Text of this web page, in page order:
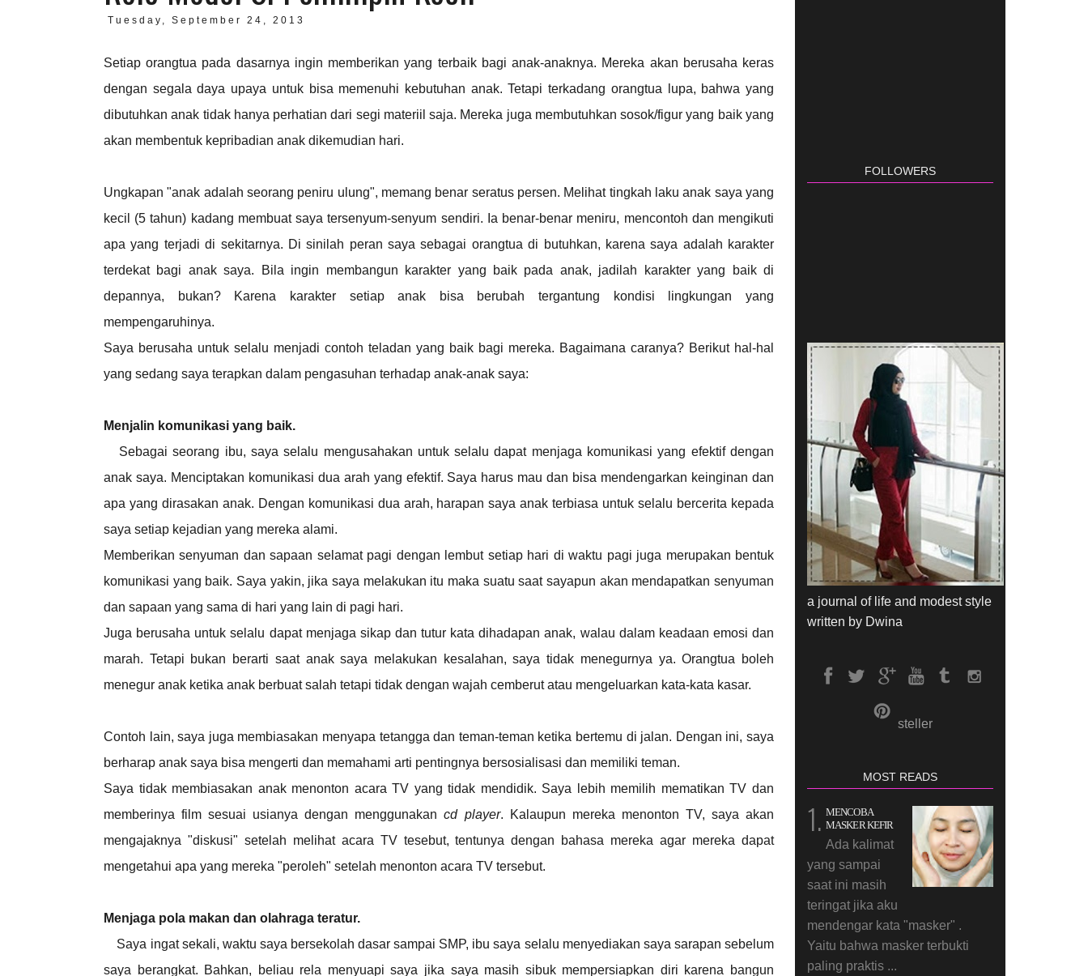
Tuesday, September 24, 2013
Setiap orangtua pada dasarnya ingin memberikan yang terbaik bagi anak-anaknya. Mereka akan berusaha keras
dengan segala daya upaya untuk bisa memenuhi kebutuhan anak. Tetapi terkadang orangtua lupa, bahwa yang
dibutuhkan anak tidak hanya perhatian dari segi materiil saja. Mereka juga membutuhkan sosok/figur yang baik yang
akan membentuk kepribadian anak dikemudian hari.
Ungkapan "anak adalah seorang peniru ulung", memang benar seratus persen. Melihat tingkah laku anak saya yang
kecil (5 tahun) kadang membuat saya tersenyum-senyum sendiri. Ia benar-benar meniru, mencontoh dan mengikuti
apa yang terjadi di sekitarnya. Di sinilah peran saya sebagai orangtua di butuhkan, karena saya adalah karakter
terdekat bagi anak saya. Bila ingin membangun karakter yang baik pada anak, jadilah karakter yang baik di
depannya, bukan? Karena karakter setiap anak bisa berubah tergantung kondisi lingkungan yang
mempengaruhinya.
Saya berusaha untuk selalu menjadi contoh teladan yang baik bagi mereka. Bagaimana caranya? Berikut hal-hal
yang sedang saya terapkan dalam pengasuhan terhadap anak-anak saya:
Menjalin komunikasi yang baik.
Sebagai seorang ibu, saya selalu mengusahakan untuk selalu dapat menjaga komunikasi yang efektif dengan
anak saya. Menciptakan komunikasi dua arah yang efektif. Saya harus mau dan bisa mendengarkan keinginan dan
apa yang dirasakan anak. Dengan komunikasi dua arah, harapan saya anak terbiasa untuk selalu bercerita kepada
saya setiap kejadian yang mereka alami.
Memberikan senyuman dan sapaan selamat pagi dengan lembut setiap hari di waktu pagi juga merupakan bentuk
komunikasi yang baik. Saya yakin, jika saya melakukan itu maka suatu saat sayapun akan mendapatkan senyuman
dan sapaan yang sama di hari yang lain di pagi hari.
Juga berusaha untuk selalu dapat menjaga sikap dan tutur kata dihadapan anak, walau dalam keadaan emosi dan
marah. Tetapi bukan berarti saat anak saya melakukan kesalahan, saya tidak menegurnya ya. Orangtua boleh
menegur anak ketika anak berbuat salah tetapi tidak dengan wajah cemberut atau mengeluarkan kata-kata kasar.
Contoh lain, saya juga membiasakan menyapa tetangga dan teman-teman ketika bertemu di jalan. Dengan ini, saya
berharap anak saya bisa mengerti dan memahami arti pentingnya bersosialisasi dan memiliki teman.
Saya tidak membiasakan anak menonton acara TV yang tidak mendidik. Saya lebih memilih mematikan TV dan
memberinya film sesuai usianya dengan menggunakancd player. Kalaupun mereka menonton TV, saya akan
mengajaknya "diskusi" setelah melihat acara TV tesebut, tentunya dengan bahasa mereka agar mereka dapat
mengetahui apa yang mereka "peroleh" setelah menonton acara TV tersebut.
Menjaga pola makan dan olahraga teratur.
Saya ingat sekali, waktu saya bersekolah dasar sampai SMP, ibu saya selalu menyediakan saya sarapan sebelum
saya berangkat. Bahkan, beliau rela menyuapi saya jika saya masih sibuk mempersiapkan diri karena bangun
FOLLOWERS
a journal of life and modest style
written by Dwina
steller
MOST READS
MENCOBA
MASKER KEFIR
Ada kalimat
yang sampai
saat ini masih
teringat jika aku
mendengar kata "masker" .
Yaitu bahwa masker terbukti
paling praktis ...